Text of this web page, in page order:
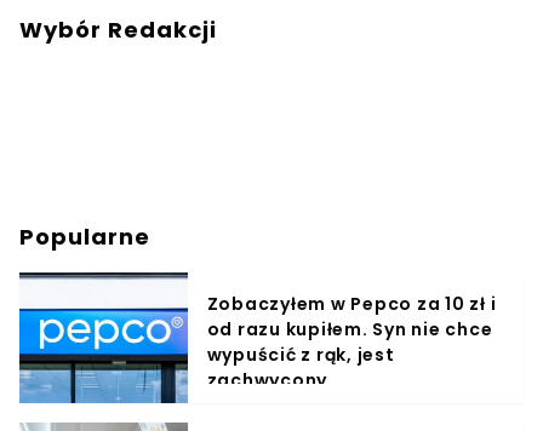
Wybór Redakcji
Popularne
Zobaczyłem w Pepco za 10 zł i
od razu kupiłem. Syn nie chce
wypuścić z rąk, jest
zachwycony